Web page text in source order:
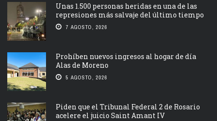
Unas 1.500 personas heridas en una de las
represiones más salvaje del último tiempo
7 AGOSTO, 2026
Prohíben nuevos ingresos al hogar de día
Alas de Moreno
5 AGOSTO, 2026
Piden que el Tribunal Federal 2 de Rosario
acelere el juicio Saint Amant IV